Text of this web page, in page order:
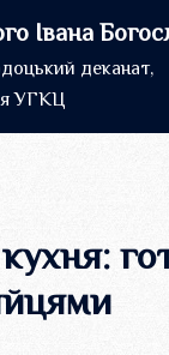
Івана
деканат,
УГКЦ